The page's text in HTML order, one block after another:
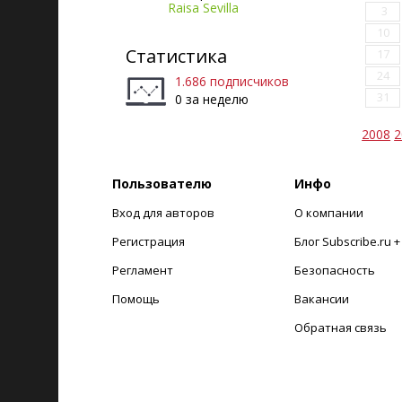
Raisa Sevilla
Статистика
1.686 подписчиков
0 за неделю
3
10
17
24
31
2008
Пользователю
Вход для авторов
Регистрация
Регламент
Помощь
Инфо
О компании
Блог Subscribe.ru +
Безопасность
Вакансии
Обратная связь